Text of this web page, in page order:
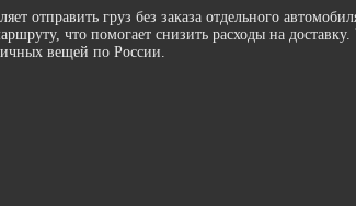
отправить груз без заказа отдельного
что помогает снизить расходы на доставку.
вещей по России.